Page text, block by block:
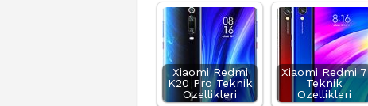
Xiaomi Redmi
K20 Pro Teknik
Özellikleri
Xiaomi Redmi 7
Teknik
Özellikleri